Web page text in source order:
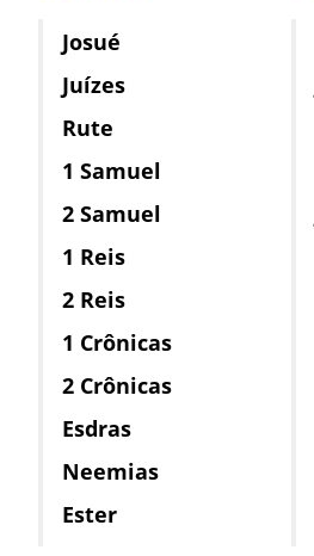
Josué
Juízes
Rute
1 Samuel
2 Samuel
1 Reis
2 Reis
1 Crônicas
2 Crônicas
Esdras
Neemias
Ester